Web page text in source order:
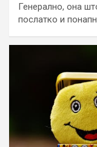
Генерално, она
послатко и